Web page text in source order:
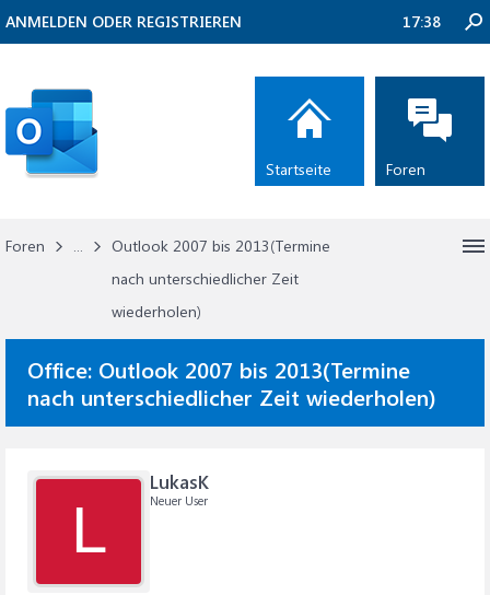
Foren ...
Outlook 2007 bis 2013(Termine
nach unterschiedlicher Zeit
wiederholen)
Office: Outlook 2007 bis 2013(Termine
nach unterschiedlicher Zeit wiederholen)
L
LukasK
Neuer User
ANMELDEN ODER REGISTRIEREN 17:38
Startseite Foren